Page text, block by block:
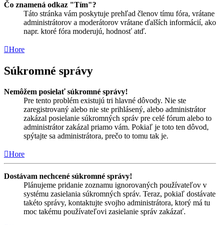
Čo znamená odkaz "Tím"?
Táto stránka vám poskytuje prehľad členov tímu fóra, vrátane
administrátorov a moderátorov vrátane ďalších informácií, ako
napr. ktoré fóra moderujú, hodnosť atď.
Hore
Súkromné správy
Nemôžem posielať súkromné správy!
Pre tento problém existujú tri hlavné dôvody. Nie ste
zaregistrovaný alebo nie ste prihlásený, alebo administrátor
zakázal posielanie súkromných správ pre celé fórum alebo to
administrátor zakázal priamo vám. Pokiaľ je toto ten dôvod,
spýtajte sa administrátora, prečo to tomu tak je.
Hore
Dostávam nechcené súkromné správy!
Plánujeme pridanie zoznamu ignorovaných používateľov v
systému zasielania súkromných správ. Teraz, pokiaľ dostávate
takéto správy, kontaktujte svojho administrátora, ktorý má tu
moc takému používateľovi zasielanie správ zakázať.